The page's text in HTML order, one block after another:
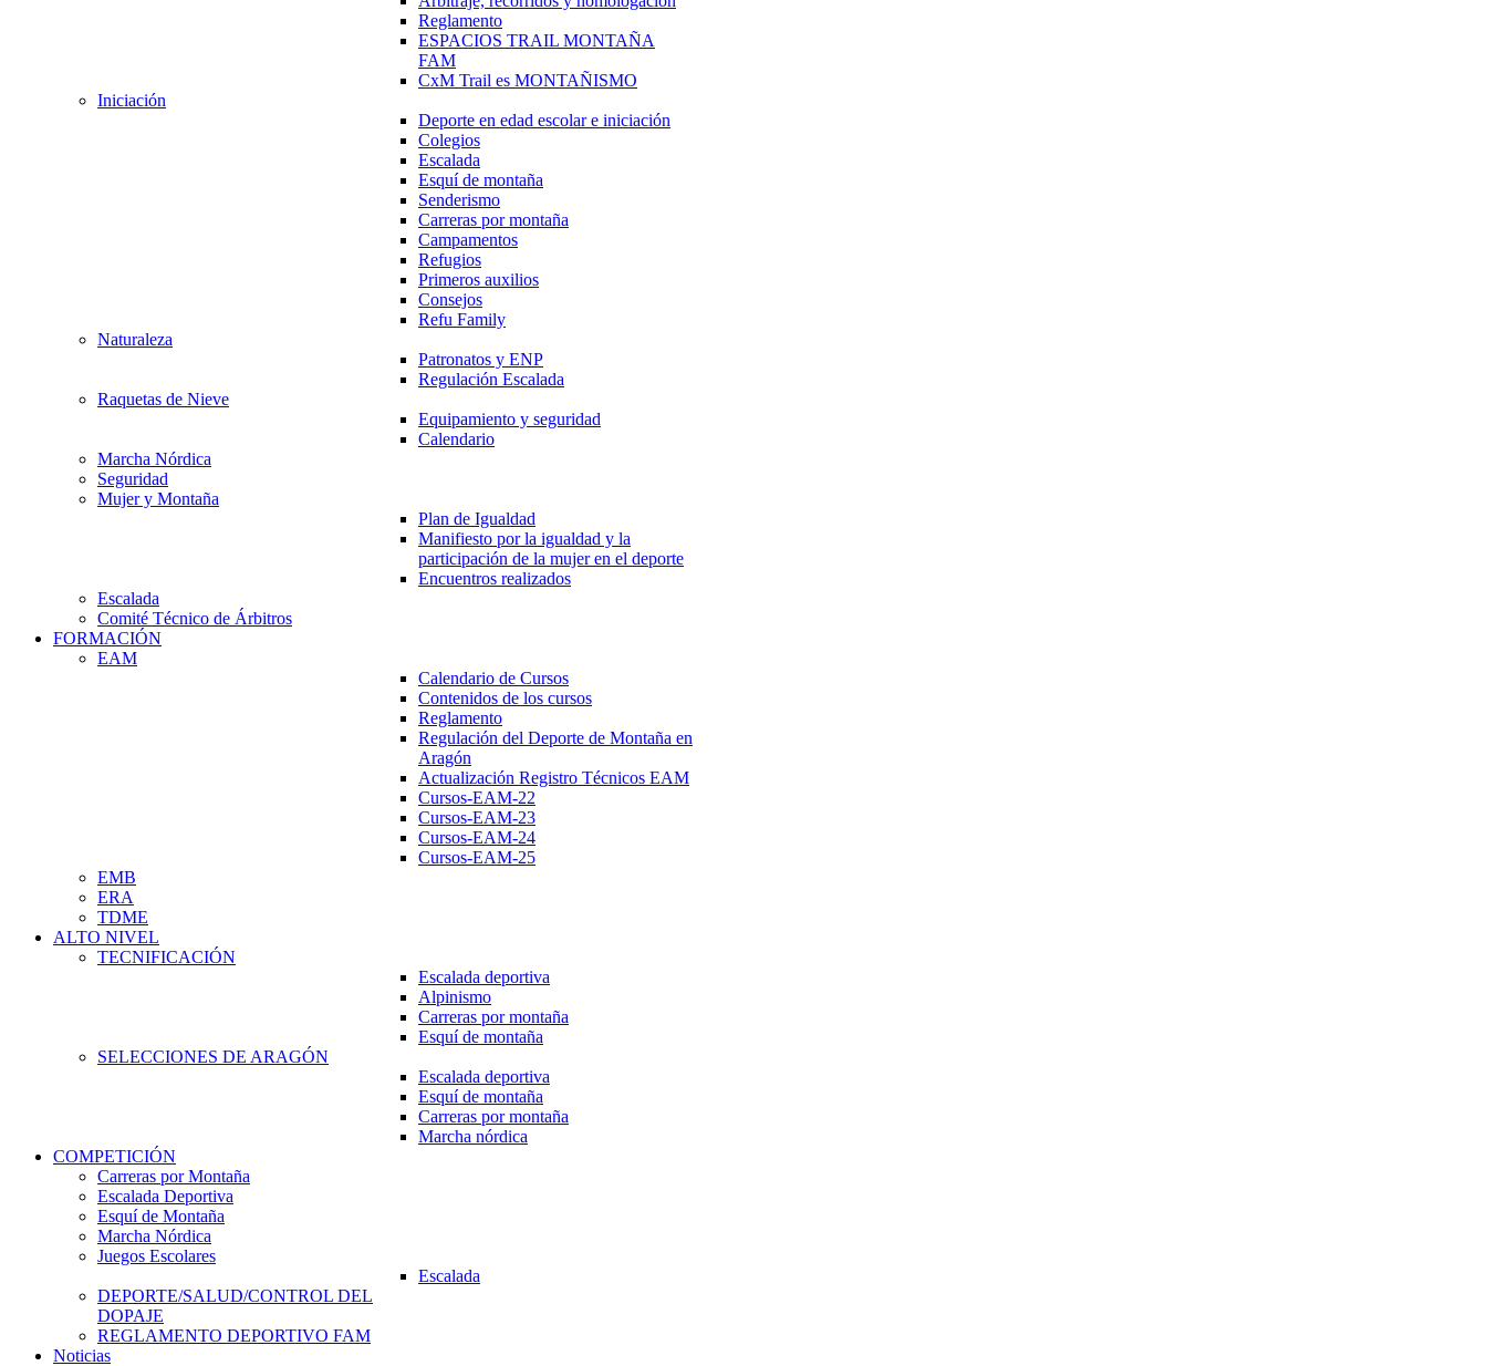
Reglamento
ESPACIOS TRAIL MONTAÑA
FAM
CxM Trail es MONTAÑISMO
Iniciación
Deporte en edad escolar e iniciación
Colegios
Escalada
Esquí de montaña
Senderismo
Carreras por montaña
Campamentos
Refugios
Primeros auxilios
Consejos
Refu Family
Naturaleza
Patronatos y ENP
Regulación Escalada
Raquetas de Nieve
Equipamiento y seguridad
Calendario
Marcha Nórdica
Seguridad
Mujer y Montaña
Plan de Igualdad
Manifiesto por la igualdad y la
participación de la mujer en el deporte
Encuentros realizados
Escalada
Comité Técnico de Árbitros
FORMACIÓN
EAM
Calendario de Cursos
Contenidos de los cursos
Reglamento
Regulación del Deporte de Montaña en
Aragón
Actualización Registro Técnicos EAM
Cursos-EAM-22
Cursos-EAM-23
Cursos-EAM-24
Cursos-EAM-25
EMB
ERA
TDME
ALTO NIVEL
TECNIFICACIÓN
Escalada deportiva
Alpinismo
Carreras por montaña
Esquí de montaña
SELECCIONES DE ARAGÓN
Escalada deportiva
Esquí de montaña
Carreras por montaña
Marcha nórdica
COMPETICIÓN
Carreras por Montaña
Escalada Deportiva
Esquí de Montaña
Marcha Nórdica
Juegos Escolares
Escalada
DEPORTE/SALUD/CONTROL DEL
DOPAJE
REGLAMENTO DEPORTIVO FAM
Noticias